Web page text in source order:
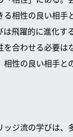
る相性の良い相手
は飛躍的に進化す
を合わせる必要は
相性の良い相手と
ッジ流の学びは、